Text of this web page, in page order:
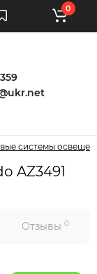
0
системы
AZ3491
Отзывы 0